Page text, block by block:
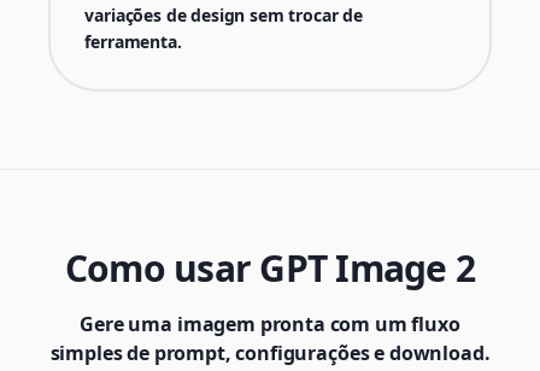
variações de design sem trocar de
ferramenta.
Como usar GPT Image 2
Gere uma imagem pronta com um fluxo
simples de prompt, configurações e download.